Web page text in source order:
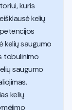
kuris
kelių
kelių saugumo
tobulinimo
saugumo
kelių